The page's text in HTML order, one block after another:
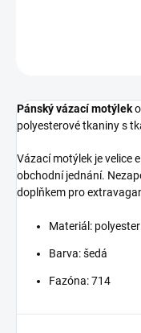
Pánský vázací motýlek
polyesterové tkaniny s
Vázací motýlek je velice
obchodní jednání.
doplňkem pro
Materiál: polyester
Barva: šedá
Fazóna: 714